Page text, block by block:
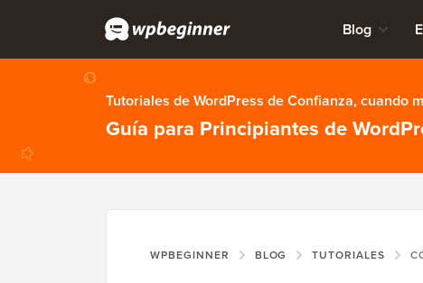
Blog
Tutoriales de WordPress de Confianza, cuando
Guía para Principiantes de
WPBEGINNER BLOG TUTORIALES CÓMO